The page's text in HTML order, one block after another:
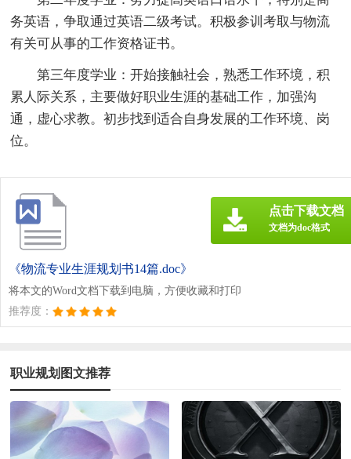
务英语，争取通过英语二级考试。积极参训考取与物流
有关可从事的工作资格证书。
第三年度学业：开始接触社会，熟悉工作环境，积
累人际关系，主要做好职业生涯的基础工作，加强沟
通，虚心求教。初步找到适合自身发展的工作环境、岗
位。
《物流专业生涯规划书14篇.doc》
将本文的Word文档下载到电脑，方便收藏和打印
推荐度：
点击下载文档
文档为doc格式
职业规划图文推荐